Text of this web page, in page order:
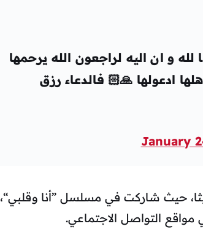
و ان اليه لراجعون الله يرحمها
ادعولها 🙏🏻 فالدعاء رزق
January
حيث شاركت في مسلسل ”أنا وقلبي“،
التواصل الاجتماعي.